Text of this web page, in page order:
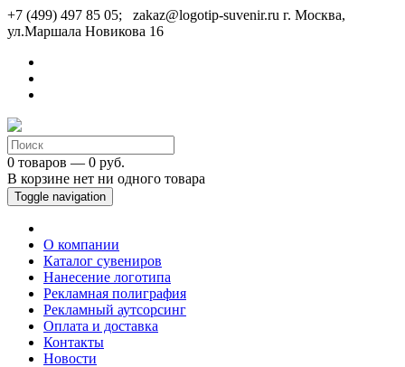
+7 (499) 497 85 05; zakaz@logotip-suvenir.ru г. Москва,
ул.Маршала Новикова 16
0 товаров — 0 руб.
В корзине нет ни одного товара
Toggle navigation
О компании
Каталог сувениров
Нанесение логотипа
Рекламная полиграфия
Рекламный аутсорсинг
Оплата и доставка
Контакты
Новости